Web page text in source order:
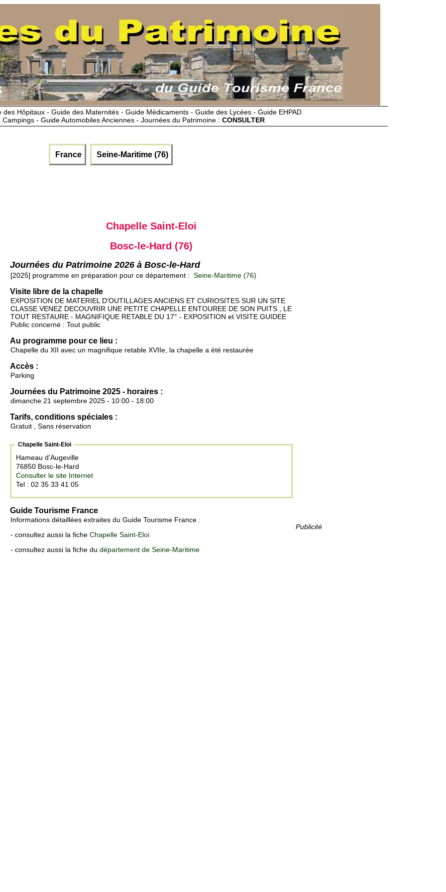
Hôpitaux - Guide des Maternités - Guide Médicaments - Guide des Lycées - Guide EHPAD
- Guide Automobiles Anciennes - Journées du Patrimoine : CONSULTER
France Seine-Maritime (76)
Publicité
Chapelle Saint-Eloi
Bosc-le-Hard (76)
Journées du Patrimoine 2026 à Bosc-le-Hard
[2025] programme en préparation pour ce département : Seine-Maritime (76)
Visite libre de la chapelle
EXPOSITION DE MATERIEL D'OUTILLAGES ANCIENS ET CURIOSITES SUR UN SITE
CLASSE VENEZ DECOUVRIR UNE PETITE CHAPELLE ENTOUREE DE SON PUITS , LE
TOUT RESTAURE - MAGNIFIQUE RETABLE DU 17° - EXPOSITION et VISITE GUIDEE
Public concerné : Tout public
Au programme pour ce lieu :
Chapelle du XII avec un magnifique retable XVIIe, la chapelle a été restaurée
Accès :
Parking
Journées du Patrimoine 2025 - horaires :
dimanche 21 septembre 2025 - 10:00 - 18:00
Tarifs, conditions spéciales :
Gratuit , Sans réservation
Chapelle Saint-Eloi
Hameau d'Augeville
76850 Bosc-le-Hard
Consulter le site Internet
Tel : 02 35 33 41 05
Guide Tourisme France
Informations détaillées extraites du Guide Tourisme France :
- consultez aussi la fiche Chapelle Saint-Eloi
- consultez aussi la fiche du département de Seine-Maritime